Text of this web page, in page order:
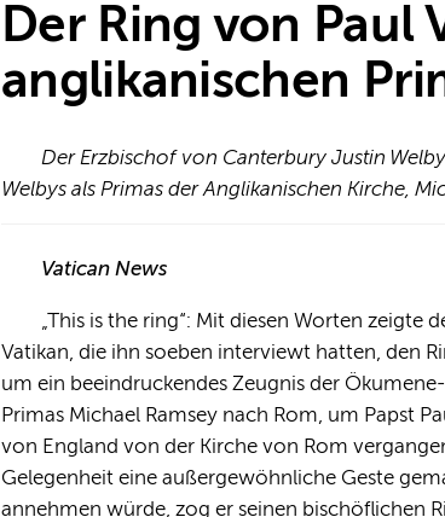
Der Ring von Paul
anglikanischen
Der Erzbischof von Canterbury Justin
Welbys als Primas der Anglikanischen Kirche,
Vatican News
„This is the ring“: Mit diesen Worten
Vatikan, die ihn soeben interviewt hatten, den
um ein beeindruckendes Zeugnis der
Primas Michael Ramsey nach Rom, um Papst
von England von der Kirche von Rom
Gelegenheit eine außergewöhnliche Geste
annehmen würde, zog er seinen bischöflichen